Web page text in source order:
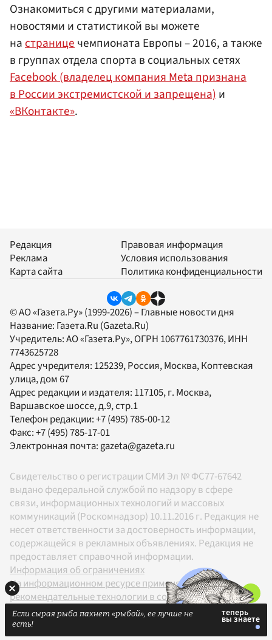
Ознакомиться с другими материалами,
новостями и статистикой вы можете
настраницечемпионата Европы – 2016, а также
в группах отдела спорта в социальных сетях
Facebook (владелец компания Meta признана
в России экстремистской и запрещена)и
«ВКонтакте».
Редакция
Реклама
Карта сайта
Правовая информация
Условия использования
Политика конфиденциальности
© АО «Газета.Ру» (1999-2026) – Главные новости дня
Название: Газета.Ru (Gazeta.Ru)
Учредитель:АО «Газета.Ру», ОГРН 1067761730376, ИНН
7743625728
Адрес учредителя: 125239, Россия, Москва, Коптевская
улица, дом 67
Адрес редакции и издателя: 117105, г. Москва,
Варшавское шоссе, д.9, стр.1
Телефон редакции:+7 (495) 785-00-12
Факс:+7 (495) 785-17-01
Электронная почта: gazeta@gazeta.ru
Свидетельство о регистрации СМИ Эл № ФС77-67642
выдано федеральной службой по надзору в сфере
связи, информационных технологий и массовых
коммуникаций (Роскомнадзор) 10.11.2016 г. Редакция не
несет ответственности за достоверность информации,
содержащейся в рекламных объявлениях. Редакция не
предоставляет справочной информации.
Информация об ограничениях
На информационном ресурсе применяются
рекомендательные технологии в соответствии с
Правилами
Если сырая рыба пахнет «рыбой», ее лучше не
есть!